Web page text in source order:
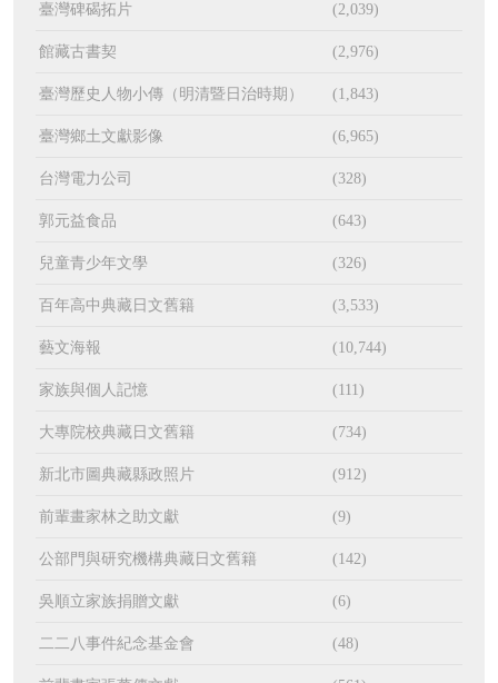
臺灣碑碣拓片 (2,039)
館藏古書契 (2,976)
臺灣歷史人物小傳（明清暨日治時期） (1,843)
臺灣鄉土文獻影像 (6,965)
台灣電力公司 (328)
郭元益食品 (643)
兒童青少年文學 (326)
百年高中典藏日文舊籍 (3,533)
藝文海報 (10,744)
家族與個人記憶 (111)
大專院校典藏日文舊籍 (734)
新北市圖典藏縣政照片 (912)
前輩畫家林之助文獻 (9)
公部門與研究機構典藏日文舊籍 (142)
吳順立家族捐贈文獻 (6)
二二八事件紀念基金會 (48)